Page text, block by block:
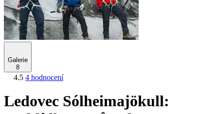
Galerie
8
4.5 4 hodnocení
Ledovec Sólheimajökull: